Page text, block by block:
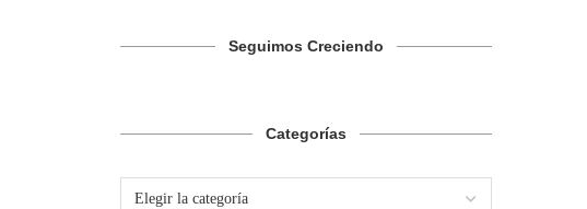
Seguimos Creciendo
Categorías